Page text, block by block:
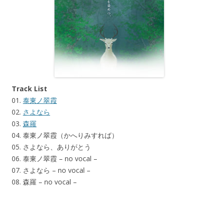
Track List
01. 泰東ノ翠霞
02. さよなら
03. 森羅
04. 泰東ノ翠霞（かへりみすれば）
05. さよなら、ありがとう
06. 泰東ノ翠霞 – no vocal –
07. さよなら – no vocal –
08. 森羅 – no vocal –